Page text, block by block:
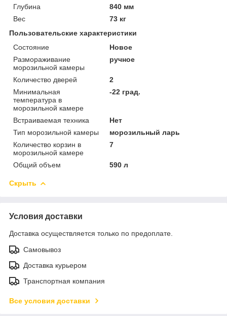
Глубина
840 мм
Вес
73 кг
Пользовательские характеристики
Состояние
Новое
Размораживание
морозильной камеры
ручное
Количество дверей
2
Минимальная
температура в
морозильной камере
-22 град.
Встраиваемая техника
Нет
Тип морозильной камеры
морозильный ларь
Количество корзин в
морозильной камере
7
Общий объем 590 л
Скрыть
Условия доставки
Доставка осуществляется только по предоплате.
Самовывоз
Доставка курьером
Транспортная компания
Все условия доставки